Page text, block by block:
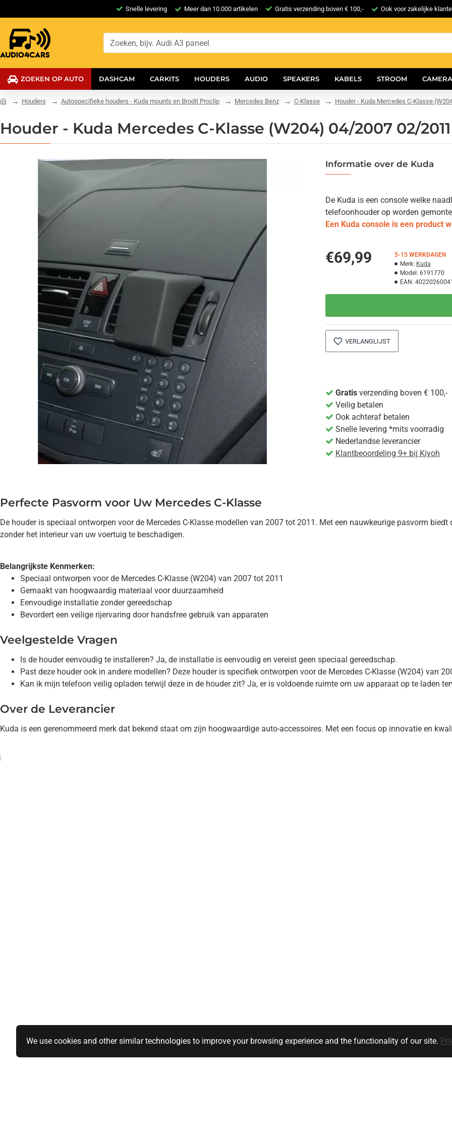
Snelle levering Meer dan 10.000 artikelen Gratis verzending boven € 100,- Ook voor zakelijke
ZOEKEN OP AUTO DASHCAM CARKITS HOUDERS AUDIO SPEAKERS KABELS STROOM
Houders Autospecifieke houders - Kuda mounts en Brodit Proclip Mercedes Benz C-Klasse Houder - Kuda Mercedes C-Klasse
Houder - Kuda Mercedes C-Klasse (W204) 04/2007 02/2011
Informatie over de Kuda
De Kuda is een console welke
telefoonhouder op worden
Een Kuda console is een product
€69,99
5-15 WERKDAGEN
Merk: Kuda
Model: 6191770
EAN:
VERLANGLIJST
Gratisverzending boven € 100,-
Veilig betalen
Ook achteraf betalen
Snelle levering *mits voorradig
Nederlandse leverancier
Klantbeoordeling 9+ bij Kiyoh
Perfecte Pasvorm voor Uw Mercedes C-Klasse
De houder is speciaal ontworpen voor de Mercedes C-Klasse modellen van 2007 tot 2011. Met een nauwkeurige pasvorm
zonder het interieur van uw voertuig te beschadigen.
Belangrijkste Kenmerken:
Speciaal ontworpen voor de Mercedes C-Klasse (W204) van 2007 tot 2011
Gemaakt van hoogwaardig materiaal voor duurzaamheid
Eenvoudige installatie zonder gereedschap
Bevordert een veilige rijervaring door handsfree gebruik van apparaten
Veelgestelde Vragen
Is de houder eenvoudig te installeren? Ja, de installatie is eenvoudig en vereist geen speciaal gereedschap.
Past deze houder ook in andere modellen? Deze houder is specifiek ontworpen voor de Mercedes C-Klasse (W204) van
Kan ik mijn telefoon veilig opladen terwijl deze in de houder zit? Ja, er is voldoende ruimte om uw apparaat op te laden
Over de Leverancier
Kuda is een gerenommeerd merk dat bekend staat om zijn hoogwaardige auto-accessoires. Met een focus op innovatie en
We use cookies and other similar technologies to improve your browsing experience and the functionality of our site.